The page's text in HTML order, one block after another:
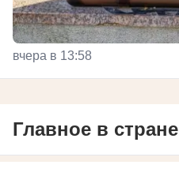
вчера в 13:58
Главное в стране